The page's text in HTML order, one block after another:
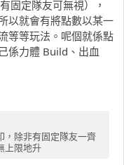
固定隊友可無視），
以就會有將點數以某一
等等玩法。呢個就係點
係力體 Build、出血
，除非有固定隊友一齊
上限地升